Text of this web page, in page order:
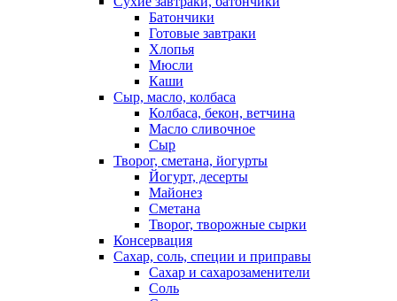
Батончики
Готовые завтраки
Хлопья
Мюсли
Каши
Сыр, масло, колбаса
Колбаса, бекон, ветчина
Масло сливочное
Сыр
Творог, сметана, йогурты
Йогурт, десерты
Майонез
Сметана
Творог, творожные сырки
Консервация
Сахар, соль, специи и приправы
Сахар и сахарозаменители
Соль